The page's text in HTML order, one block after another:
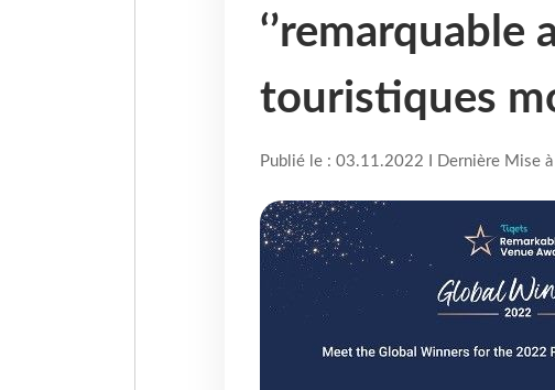
‘’remarquable
touristiques
Publié le : 03.11.2022 I Dernière Mise